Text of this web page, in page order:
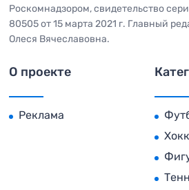
Роскомнадзором, свидетельство
80505 от 15 марта 2021 г. Главный
Олеся Вячеславовна.
О проекте
Реклама